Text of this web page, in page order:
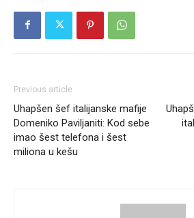
Previous article
Uhapšen šef italijanske mafije
Domeniko Paviljaniti: Kod sebe
imao šest telefona i šest
miliona u kešu